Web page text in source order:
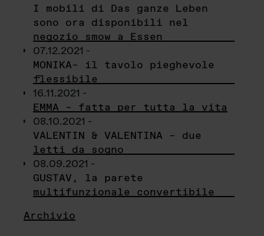
I mobili di Das ganze Leben
sono ora disponibili nel
negozio smow a Essen
07.12.2021 -
MONIKA– il tavolo pieghevole
flessibile
16.11.2021 -
EMMA – fatta per tutta la vita
08.10.2021 -
VALENTIN & VALENTINA – due
letti da sogno
08.09.2021 -
GUSTAV, la parete
multifunzionale convertibile
Archivio